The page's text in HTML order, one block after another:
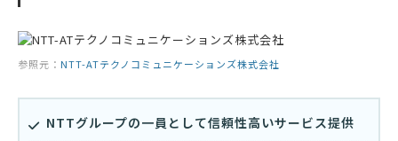
参照元： NTT-ATテクノコミュニケーションズ株式会社
NTTグループの一員として信頼性高いサービス提供